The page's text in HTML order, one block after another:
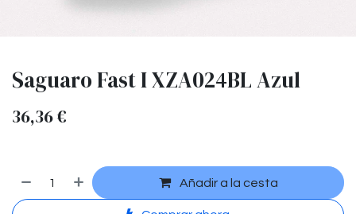
Saguaro Fast I XZA024BL Azul
36,36€
Añadir a la cesta